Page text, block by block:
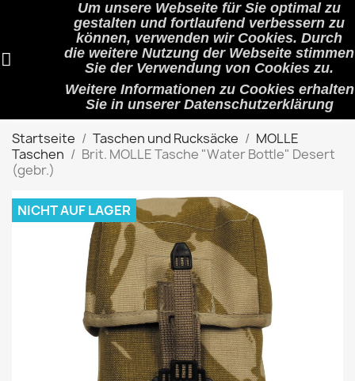
Um unsere Webseite für Sie optimal zu
gestalten und fortlaufend verbessern zu
können, verwenden wir Cookies. Durch
die weitere Nutzung der Webseite stimmen
Sie der Verwendung von Cookies zu.
Weitere Informationen zu Cookies erhalten
Sie in unserer Datenschutzerklärung
shopping_cart (0)

Startseite Taschen und Rucksäcke
MOLLE
Taschen
Brit. MOLLE Tasche "Water Bottle" Desert
(gebr.)
NICHT AUF LAGER